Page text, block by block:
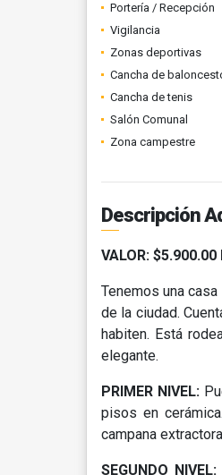
Portería / Recepción
Vigilancia
Zonas deportivas
Cancha de
Cancha de tenis
Salón Comunal
Zona campestre
Descripción
VALOR:
Tenemos una
de la ciudad.
habiten. Está
elegante.
PRIMER NIVEL:
pisos en
campana
SEGUNDO NIVEL: